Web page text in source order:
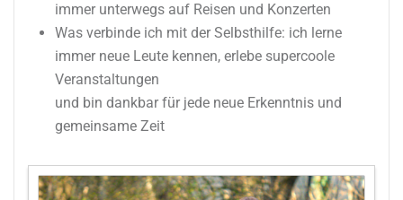
immer unterwegs auf Reisen und Konzerten
Was verbinde ich mit der Selbsthilfe: ich lerne
immer neue Leute kennen, erlebe supercoole
Veranstaltungen
und bin dankbar für jede neue Erkenntnis und
gemeinsame Zeit